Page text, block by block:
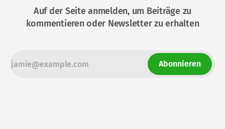
Auf der Seite anmelden, um Beiträge zu
kommentieren oder Newsletter zu erhalten
Abonnieren